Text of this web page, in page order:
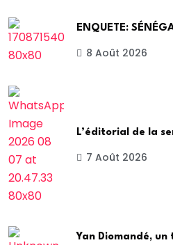
ENQUETE:
8 Août 2026
L’éditorial de la
7 Août 2026
Yan Diomandé,